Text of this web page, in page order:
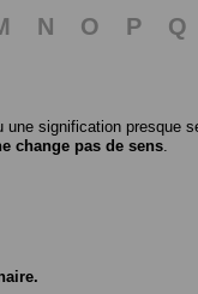
N O P Q
signification presque
change pas de sens